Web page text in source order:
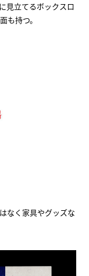
見立てるボックスロ
も持つ。
なく家具やグッズな